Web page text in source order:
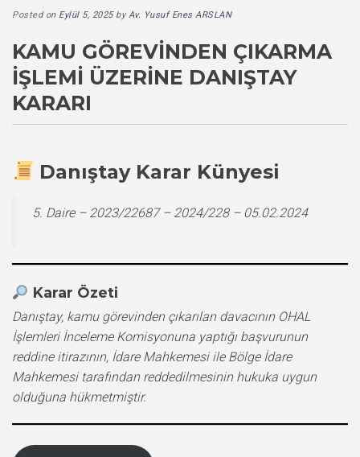
Posted on Eylül 5, 2025byAv. Yusuf Enes ARSLAN
KAMU GÖREVINDEN ÇIKARMA
İŞLEMI ÜZERINE DANIŞTAY
KARARI
Danıştay Karar Künyesi
5. Daire – 2023/22687 – 2024/228 – 05.02.2024
Karar Özeti
Danıştay, kamu görevinden çıkarılan davacının OHAL
İşlemleri İnceleme Komisyonuna yaptığı başvurunun
reddine itirazının, İdare Mahkemesi ile Bölge İdare
Mahkemesi tarafından reddedilmesinin hukuka uygun
olduğuna hükmetmiştir.